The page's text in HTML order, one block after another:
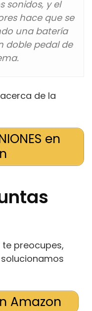
sonidos, y el
hace que se
una batería
doble pedal de
de la
en
te preocupes,
Amazon